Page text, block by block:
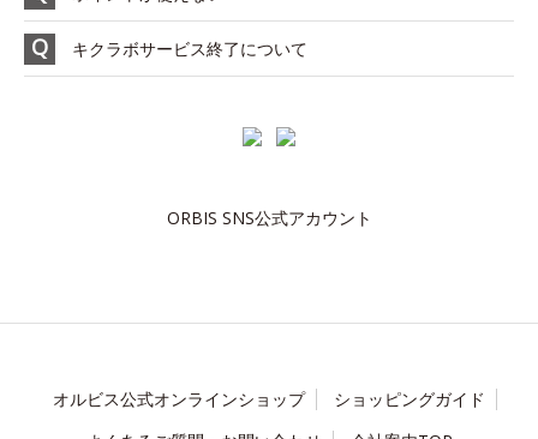
キクラボサービス終了について
ORBIS SNS公式アカウント
オルビス公式オンラインショップ
ショッピングガイド